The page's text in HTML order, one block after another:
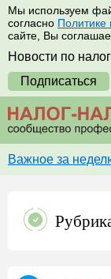
Мы используем
согласно Политике
сайте, Вы
Новости по
Подписаться
Важное за